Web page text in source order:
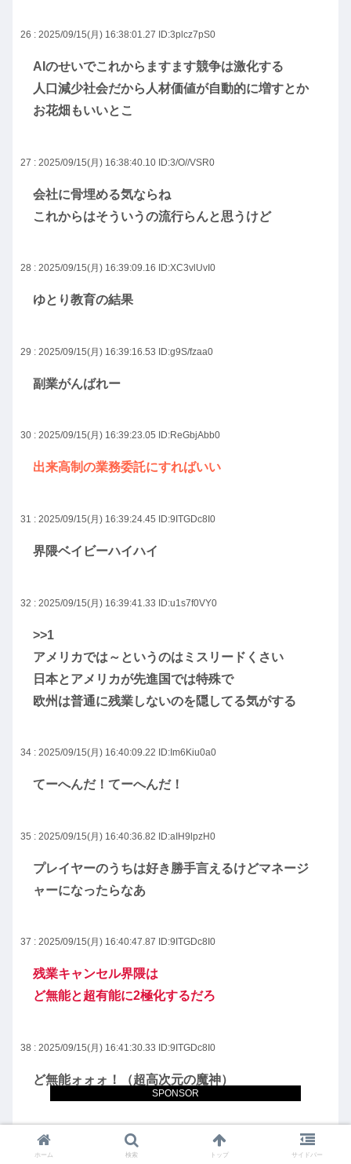
SPONSOR
26 : 2025/09/15(月) 16:38:01.27 ID:3plcz7pS0
AIのせいでこれからますます競争は激化する
人口減少社会だから人材価値が自動的に増すとか
お花畑もいいとこ
27 : 2025/09/15(月) 16:38:40.10 ID:3/O//VSR0
会社に骨埋める気ならね
これからはそういうの流行らんと思うけど
28 : 2025/09/15(月) 16:39:09.16 ID:XC3vlUvI0
ゆとり教育の結果
29 : 2025/09/15(月) 16:39:16.53 ID:g9S/fzaa0
副業がんばれー
30 : 2025/09/15(月) 16:39:23.05 ID:ReGbjAbb0
出来高制の業務委託にすればいい
31 : 2025/09/15(月) 16:39:24.45 ID:9ITGDc8I0
界隈ベイビーハイハイ
32 : 2025/09/15(月) 16:39:41.33 ID:u1s7f0VY0
>>1
アメリカでは～というのはミスリードくさい
日本とアメリカが先進国では特殊で
欧州は普通に残業しないのを隠してる気がする
34 : 2025/09/15(月) 16:40:09.22 ID:Im6Kiu0a0
てーへんだ！てーへんだ！
35 : 2025/09/15(月) 16:40:36.82 ID:aIH9lpzH0
プレイヤーのうちは好き勝手言えるけどマネージ
ャーになったらなあ
37 : 2025/09/15(月) 16:40:47.87 ID:9ITGDc8I0
残業キャンセル界隈は
ど無能と超有能に2極化するだろ
38 : 2025/09/15(月) 16:41:30.33 ID:9ITGDc8I0
ど無能ォォォ！（超高次元の魔神）
39 : 2025/09/15(月) 16:41:44.14
ホーム 検索 トップ サイドバー